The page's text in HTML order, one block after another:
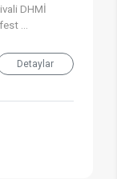
DHMİ
...
Detaylar